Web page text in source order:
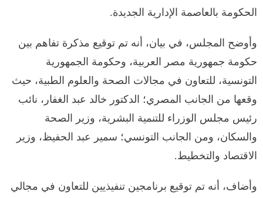
الحكومة بالعاصمة الإدارية الجديدة.
وأوضح المجلس، في بيان، أنه تم توقيع مذكرة تفاهم بين
حكومة جمهورية مصر العربية، وحكومة الجمهورية
التونسية، للتعاون في مجالات الصحة والعلوم الطبية، حيث
وقعها من الجانب المصري؛ الدكتور خالد عبد الغفار، نائب
رئيس مجلس الوزراء للتنمية البشرية، وزير الصحة
والسكان، ومن الجانب التونسي؛ سمير عبد الحفيظ، وزير
الاقتصاد والتخطيط.
وأضاف، أنه تم توقيع برنامجين تنفيذيين للتعاون في مجالي